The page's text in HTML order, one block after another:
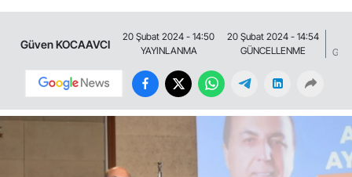
Güven KOCAAVCI
20 Şubat 2024 - 14:50
YAYINLANMA
20 Şubat 2024 - 14:54
GÜNCELLENME